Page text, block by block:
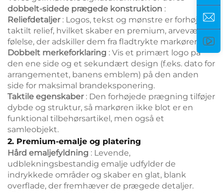
dobbelt-sidede prægede konstruktion :
Reliefdetaljer : Logos, tekst og mønstre er forhøjet i
taktilt relief, hvilket skaber en premium, arveværdig
følelse, der adskiller dem fra fladtrykte markører.
Dobbelt merkeforklaring : Vis et primært logo på
den ene side og et sekundært design (f.eks. dato for
arrangementet, banens emblem) på den anden
side for maksimal brandeksponering.
Taktile egenskaber : Den forhøjede prægning tilføjer
dybde og struktur, så markøren ikke blot er en
funktional tilbehørsartikel, men også et
samleobjekt.
2. Premium-emalje og platering
Hård emaljefyldning : Levende,
udblekningsbestandig emalje udfylder de
indrykkede områder og skaber en glat, blank
overflade, der fremhæver de prægede detaljer.